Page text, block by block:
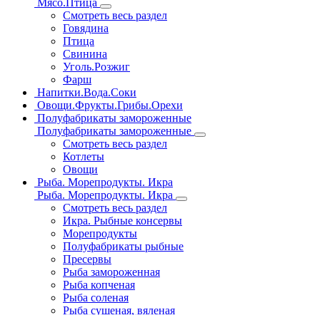
Мясо.Птица
Смотреть весь раздел
Говядина
Птица
Свинина
Уголь.Розжиг
Фарш
Напитки.Вода.Соки
Овощи.Фрукты.Грибы.Орехи
Полуфабрикаты замороженные
Полуфабрикаты замороженные
Смотреть весь раздел
Котлеты
Овощи
Рыба. Морепродукты. Икра
Рыба. Морепродукты. Икра
Смотреть весь раздел
Икра. Рыбные консервы
Морепродукты
Полуфабрикаты рыбные
Пресервы
Рыба замороженная
Рыба копченая
Рыба соленая
Рыба сушеная, вяленая